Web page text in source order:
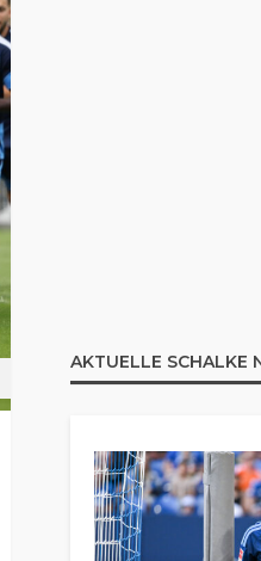
AKTUELLE SCHALKE